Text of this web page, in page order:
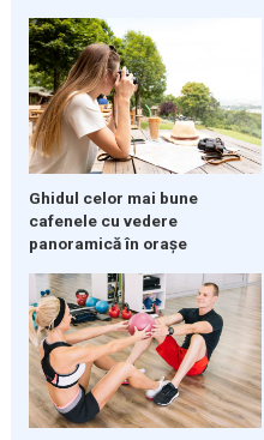
Ghidul celor mai bune
cafenele cu vedere
panoramică în orașe